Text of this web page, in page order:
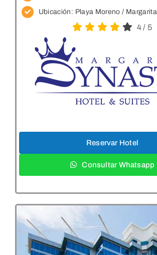
Ubicación: Playa Moreno / Margarita
4/ 5
Reservar Hotel
Consultar Whatsapp